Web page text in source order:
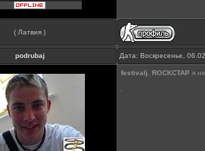
( Латвия )
podrubaj Дата: Воскресенье,
festivalj, ROCKCTAP я